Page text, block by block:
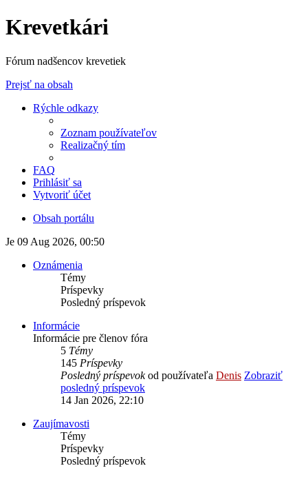
Krevetkári
Fórum nadšencov krevetiek
Prejsť na obsah
Rýchle odkazy
Zoznam používateľov
Realizačný tím
FAQ
Prihlásiť sa
Vytvoriť účet
Obsah portálu
Je 09 Aug 2026, 00:50
Oznámenia
Témy
Príspevky
Posledný príspevok
Informácie
Informácie pre členov fóra
5 Témy
145 Príspevky
Posledný príspevokod používateľa Denis Zobraziť
posledný príspevok
14 Jan 2026, 22:10
Zaujímavosti
Témy
Príspevky
Posledný príspevok